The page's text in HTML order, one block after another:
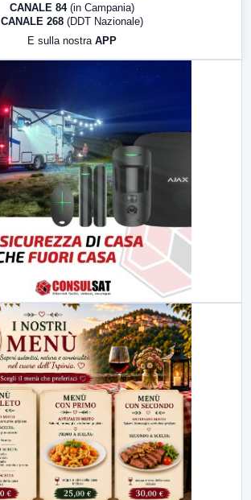
CANALE 84 (in Campania)
CANALE 268 (DDT Nazionale)
E sulla nostra APP